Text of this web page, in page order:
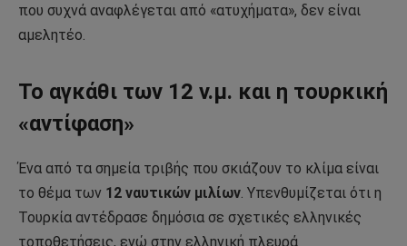
που συχνά αναφλέγεται από «ατυχήματα», δεν είναι
αμελητέο.
Το αγκάθι των 12 ν.μ. και η τουρκική
«αντίφαση»
Ένα από τα σημεία τριβής που σκιάζουν το κλίμα είναι
το θέμα των 12 ναυτικών μιλίων. Υπενθυμίζεται ότι η
Τουρκία αντέδρασε δημόσια σε σχετικές ελληνικές
τοποθετήσεις, ενώ στην ελληνική πλευρά